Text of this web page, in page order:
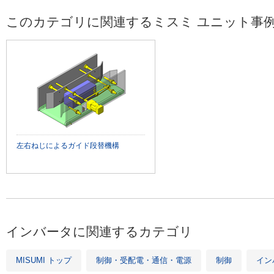
このカテゴリに関連するミスミ ユニット事例
左右ねじによるガイド段替機構
インバータに関連するカテゴリ
MISUMI トップ 制御・受配電・通信・電源 制御 イン